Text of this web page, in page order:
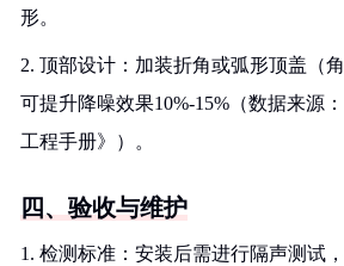
形。
2. 顶部设计：加装折角或弧形顶盖（角
可提升降噪效果10%-15%（数据来源
工程手册》）。
四、验收与维护
1. 检测标准：安装后需进行隔声测试